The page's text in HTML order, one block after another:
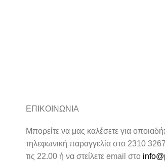
ΕΠΙΚΟΙΝΩΝΙΑ
Μπορείτε να μας καλέσετε για
τηλεφωνική παραγγελία στο 2310
τις 22.00 ή να στείλετε email στο